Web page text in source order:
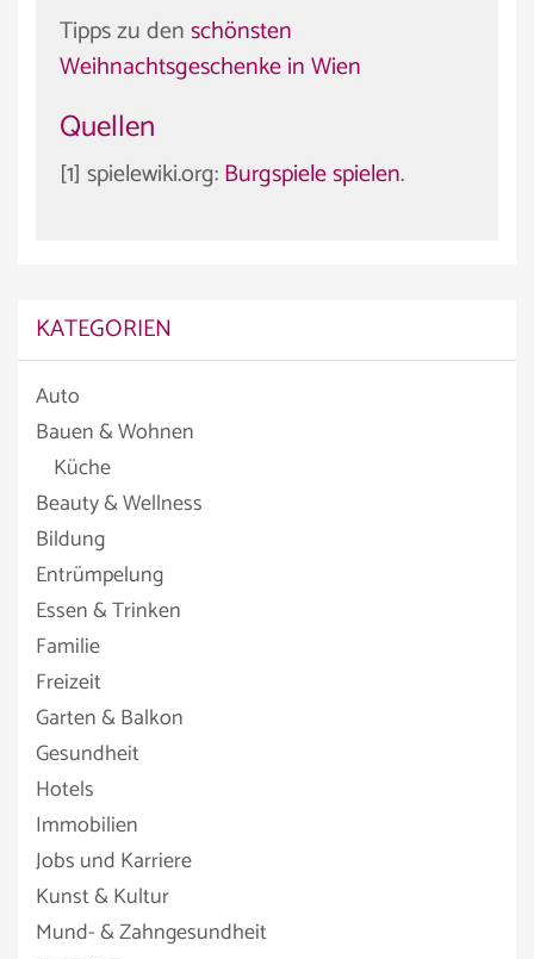
Tipps zu denschönsten
Weihnachtsgeschenke in Wien
Quellen
[1] spielewiki.org:Burgspiele spielen.
KATEGORIEN
Auto
Bauen & Wohnen
Küche
Beauty & Wellness
Bildung
Entrümpelung
Essen & Trinken
Familie
Freizeit
Garten & Balkon
Gesundheit
Hotels
Immobilien
Jobs und Karriere
Kunst & Kultur
Mund- & Zahngesundheit